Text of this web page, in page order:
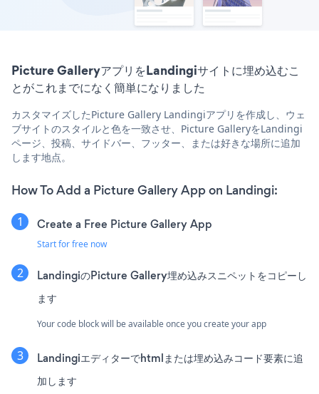
Picture GalleryアプリをLandingiサイトに埋め込むこ
とがこれまでになく簡単になりました
カスタマイズしたPicture Gallery Landingiアプリを作成し、ウェ
ブサイトのスタイルと色を一致させ、Picture GalleryをLandingi
ページ、投稿、サイドバー、フッター、または好きな場所に追加
します地点。
How To Add a Picture Gallery App on Landingi:
Create a Free Picture Gallery App
Start for free now
LandingiのPicture Gallery埋め込みスニペットをコピーし
ます
Your code block will be available once you create your app
Landingiエディターでhtmlまたは埋め込みコード要素に追
加します